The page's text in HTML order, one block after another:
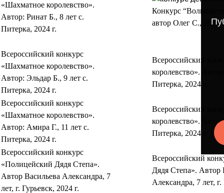
«Шахматное королевство».
Автор: Ринат Б., 8 лет с.
Питерка, 2024 г.
Конкурс
автор Олег С., 2024
Всероссийский конкурс
«Шахматное королевство».
Автор: Эльдар Б., 9 лет с.
Питерка, 2024 г.
Всероссийский
королевство».
Питерка, 2024 г.
Всероссийский конкурс
«Шахматное королевство».
Автор: Амира Г., 11 лет с.
Питерка, 2024 г.
Всероссийский
королевство».
Питерка, 2024 г.
Всероссийский конкурс
«Полицейский Дядя Степа».
Автор Васильева Александра, 7
лет, г. Гурьевск, 2024 г.
Всероссийский
Дядя Степа». Автор
Александра, 7 лет, г.